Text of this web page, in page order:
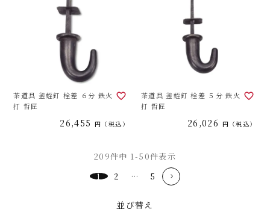
茶道具 釜蛭釘 栓差 ６分 鉄火
打 哲匠
26,455 税込
茶道具 釜蛭釘 栓差 ５分 鉄火
打 哲匠
26,026 税込
並び替え
209件中 1-50件表示
1 2 … 5